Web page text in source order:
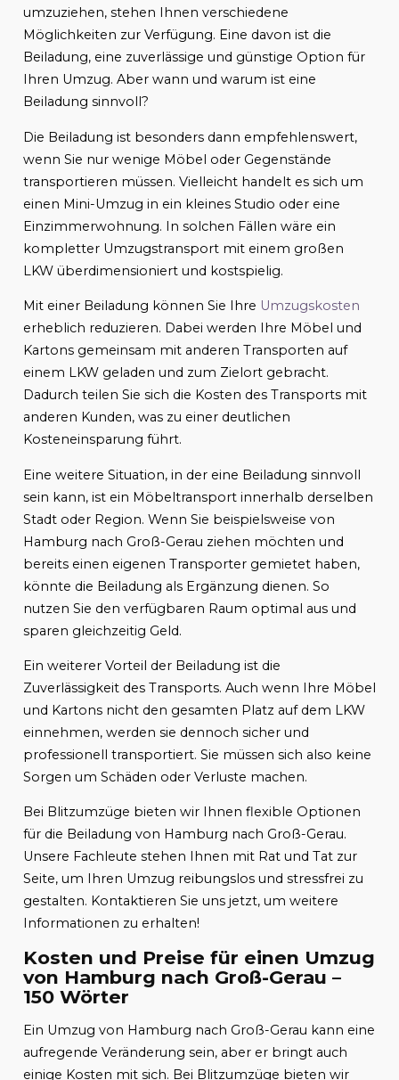
umzuziehen, stehen Ihnen verschiedene
Möglichkeiten zur Verfügung. Eine davon ist die
Beiladung, eine zuverlässige und günstige Option für
Ihren Umzug. Aber wann und warum ist eine
Beiladung sinnvoll?
Die Beiladung ist besonders dann empfehlenswert,
wenn Sie nur wenige Möbel oder Gegenstände
transportieren müssen. Vielleicht handelt es sich um
einen Mini-Umzug in ein kleines Studio oder eine
Einzimmerwohnung. In solchen Fällen wäre ein
kompletter Umzugstransport mit einem großen
LKW überdimensioniert und kostspielig.
Mit einer Beiladung können Sie Ihre Umzugskosten
erheblich reduzieren. Dabei werden Ihre Möbel und
Kartons gemeinsam mit anderen Transporten auf
einem LKW geladen und zum Zielort gebracht.
Dadurch teilen Sie sich die Kosten des Transports mit
anderen Kunden, was zu einer deutlichen
Kosteneinsparung führt.
Eine weitere Situation, in der eine Beiladung sinnvoll
sein kann, ist ein Möbeltransport innerhalb derselben
Stadt oder Region. Wenn Sie beispielsweise von
Hamburg nach Groß-Gerau ziehen möchten und
bereits einen eigenen Transporter gemietet haben,
könnte die Beiladung als Ergänzung dienen. So
nutzen Sie den verfügbaren Raum optimal aus und
sparen gleichzeitig Geld.
Ein weiterer Vorteil der Beiladung ist die
Zuverlässigkeit des Transports. Auch wenn Ihre Möbel
und Kartons nicht den gesamten Platz auf dem LKW
einnehmen, werden sie dennoch sicher und
professionell transportiert. Sie müssen sich also keine
Sorgen um Schäden oder Verluste machen.
Bei Blitzumzüge bieten wir Ihnen flexible Optionen
für die Beiladung von Hamburg nach Groß-Gerau.
Unsere Fachleute stehen Ihnen mit Rat und Tat zur
Seite, um Ihren Umzug reibungslos und stressfrei zu
gestalten. Kontaktieren Sie uns jetzt, um weitere
Informationen zu erhalten!
Kosten und Preise für einen Umzug
von Hamburg nach Groß-Gerau –
150 Wörter
Ein Umzug von Hamburg nach Groß-Gerau kann eine
aufregende Veränderung sein, aber er bringt auch
einige Kosten mit sich. Bei Blitzumzüge bieten wir